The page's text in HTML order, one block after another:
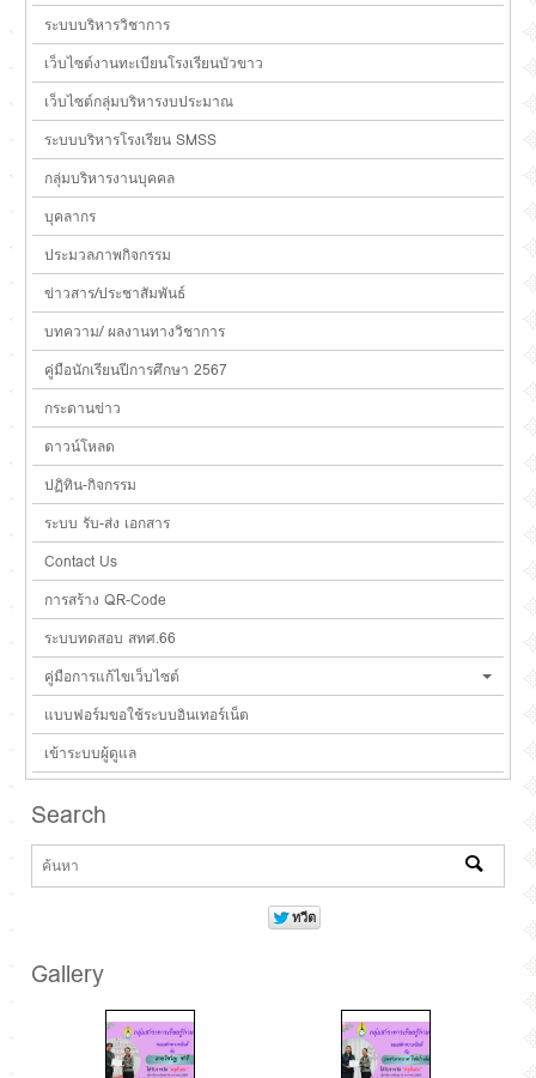
ระบบบริหารวิชาการ
เว็บไซต์งานทะเบียนโรงเรียนบัวขาว
เว็บไซต์กลุ่มบริหารงบประมาณ
ระบบบริหารโรงเรียน SMSS
กลุ่มบริหารงานบุคคล
บุคลากร
ประมวลภาพกิจกรรม
ข่าวสาร/ประชาสัมพันธ์
บทความ/ ผลงานทางวิชาการ
คู่มือนักเรียนปีการศึกษา 2567
กระดานข่าว
ดาวน์โหลด
ปฏิทิน-กิจกรรม
ระบบ รับ-ส่ง เอกสาร
Contact Us
การสร้าง QR-Code
ระบบทดสอบ สทศ.66
คู่มือการแก้ไขเว็บไซต์
แบบฟอร์มขอใช้ระบบอินเทอร์เน็ต
เข้าระบบผู้ดูแล
Search
Gallery